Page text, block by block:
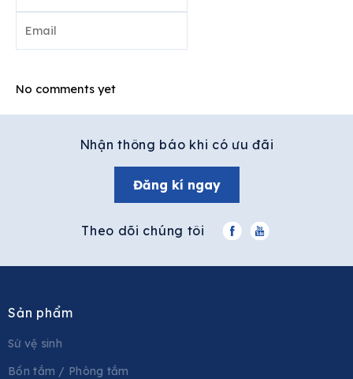
No comments yet
Nhận thông báo khi có ưu đãi
Đăng kí ngay
Theo dõi chúng tôi
Sản phẩm
Sứ vệ sinh
Bồn tắm / Phòng tắm